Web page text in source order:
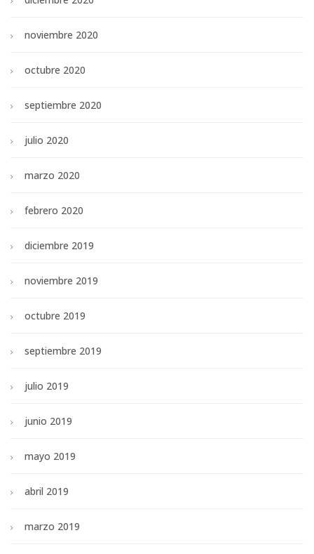
noviembre 2020
octubre 2020
septiembre 2020
julio 2020
marzo 2020
febrero 2020
diciembre 2019
noviembre 2019
octubre 2019
septiembre 2019
julio 2019
junio 2019
mayo 2019
abril 2019
marzo 2019